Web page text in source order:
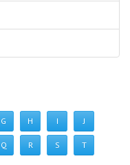
G H I J
Q R S T